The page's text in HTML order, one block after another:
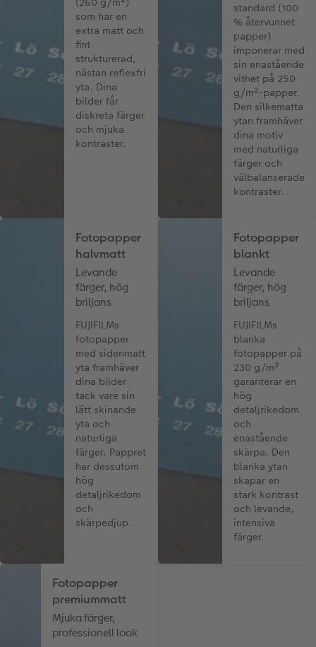
som har en
extra matt och
fint
strukturerad,
nästan reflexfri
yta. Dina
bilder får
diskreta färger
och mjuka
kontraster.
standard (100
% återvunnet
papper)
imponerar med
sin enastående
vithet på 250
g/m²-papper.
Den silkematta
ytan framhäver
dina motiv
med naturliga
färger och
välbalanserade
kontraster.
Fotopapper
halvmatt
Levande
färger, hög
briljans
FUJIFILMs
fotopapper
med sidenmatt
yta framhäver
dina bilder
tack vare sin
lätt skinande
yta och
naturliga
färger. Pappret
har dessutom
hög
detaljrikedom
och
skärpedjup.
Fotopapper
blankt
Levande
färger, hög
briljans
FUJIFILMs
blanka
fotopapper på
230 g/m²
garanterar en
hög
detaljrikedom
och
enastående
skärpa. Den
blanka ytan
skapar en
stark kontrast
och levande,
intensiva
färger.
Fotopapper
premiummatt
Mjuka färger,
professionell look